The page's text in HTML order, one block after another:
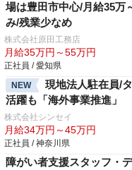
場は豊田市中心/月給35万
み/残業少なめ
株式会社原田工務店
月給35万円～55万円
正社員 / 愛知県
NEW
現地法人駐在員/
活躍も「海外事業推進」
株式会社シンセイ
月給34万円～45万円
正社員 / 神奈川県
障がい者支援スタッフ・